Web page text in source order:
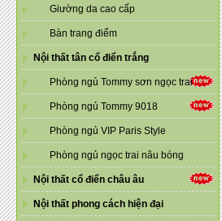
Giường da cao cấp
Bàn trang điểm
Nội thất tân cổ điển trắng
Phòng ngủ Tommy sơn ngọc trai
Phòng ngủ Tommy 9018
Phòng ngủ VIP Paris Style
Phòng ngủ ngọc trai nâu bóng
Nội thất cổ điển châu âu
Nội thất phong cách hiện đại